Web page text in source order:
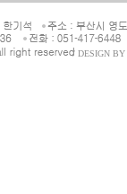
/ DESIGN BY